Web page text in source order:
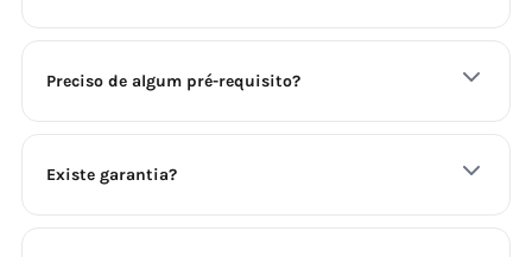
Preciso de algum pré-requisito?
Existe garantia?